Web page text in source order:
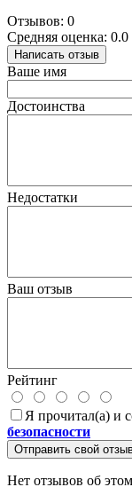
Отзывов: 0
Средняя оценка: 0.0
Написать отзыв
Ваше имя
Достоинства
Недостатки
Ваш отзыв
Рейтинг
Я прочитал(а) и
безопасности
Отправить свой
Нет отзывов об